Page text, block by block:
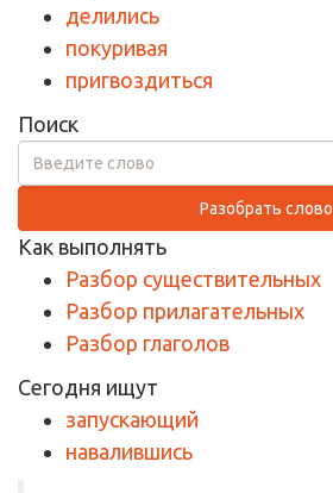
делились
покуривая
пригвоздиться
Поиск
Разобрать слово
Как выполнять
Разбор существительных
Разбор прилагательных
Разбор глаголов
Сегодня ищут
запускающий
навалившись